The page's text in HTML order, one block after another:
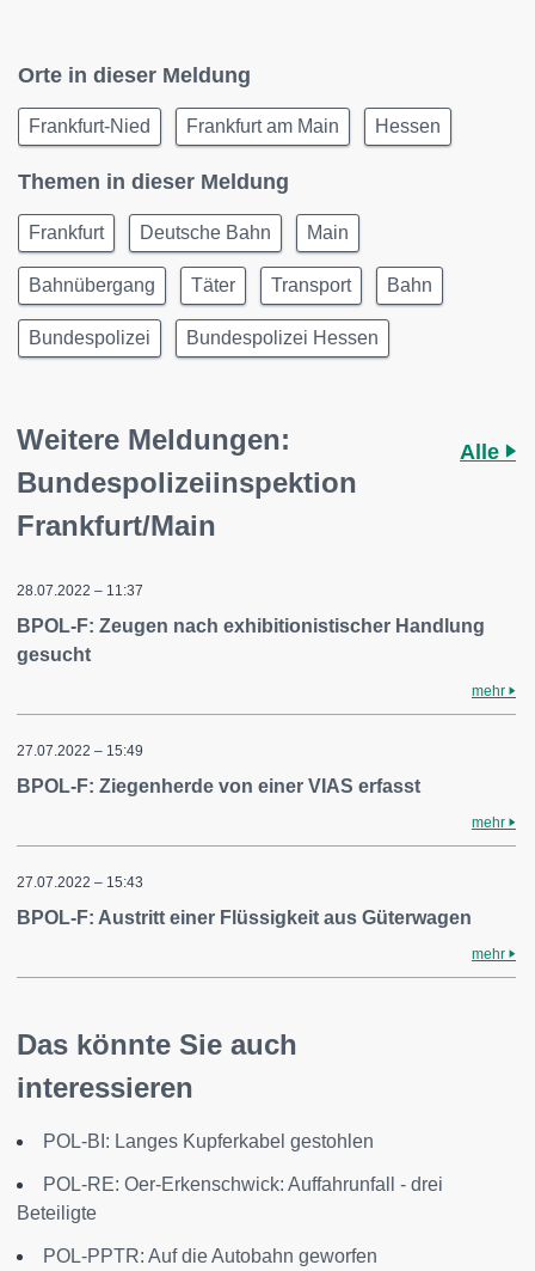
Orte in dieser Meldung
Frankfurt-Nied Frankfurt am Main Hessen
Themen in dieser Meldung
Frankfurt Deutsche Bahn Main
Bahnübergang Täter Transport Bahn
Bundespolizei Bundespolizei Hessen
Weitere Meldungen:
Bundespolizeiinspektion
Frankfurt/Main
Alle
28.07.2022 – 11:37
BPOL-F: Zeugen nach exhibitionistischer Handlung
gesucht
mehr
27.07.2022 – 15:49
BPOL-F: Ziegenherde von einer VIAS erfasst
mehr
27.07.2022 – 15:43
BPOL-F: Austritt einer Flüssigkeit aus Güterwagen
mehr
Das könnte Sie auch
interessieren
POL-BI: Langes Kupferkabel gestohlen
POL-RE: Oer-Erkenschwick: Auffahrunfall - drei
Beteiligte
POL-PPTR: Auf die Autobahn geworfen